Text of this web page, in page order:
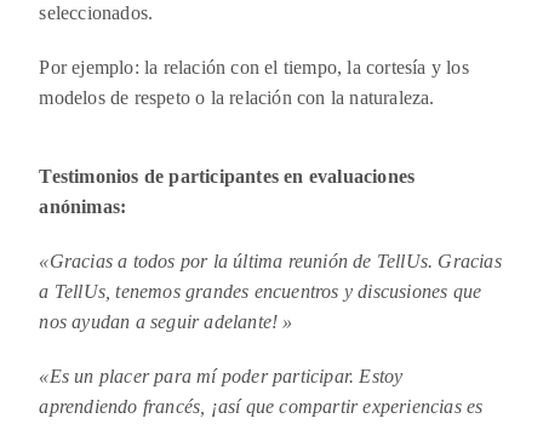
seleccionados.
Por ejemplo: la relación con el tiempo, la cortesía y los
modelos de respeto o la relación con la naturaleza.
Testimonios de participantes en evaluaciones
anónimas:
«Gracias a todos por la última reunión de TellUs. Gracias
a TellUs, tenemos grandes encuentros y discusiones que
nos ayudan a seguir adelante! »
«Es un placer para mí poder participar. Estoy
aprendiendo francés, ¡así que compartir experiencias es